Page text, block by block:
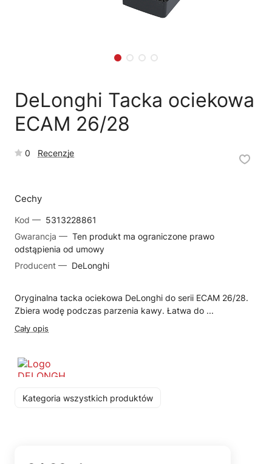
DeLonghi Tacka ociekowa
ECAM 26/28
0 Recenzje
Cechy
Kod — 5313228861
Gwarancja — Ten produkt ma ograniczone prawo
odstąpienia od umowy
Producent — DeLonghi
Oryginalna tacka ociekowa DeLonghi do serii ECAM 26/28.
Zbiera wodę podczas parzenia kawy. Łatwa do ...
Cały opis
Kategoria wszystkich produktów
📦